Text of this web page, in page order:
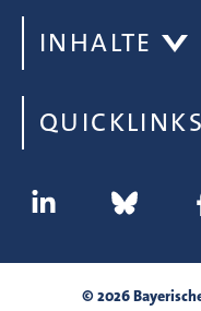
INHALTE
QUICKLINKS
© 2026